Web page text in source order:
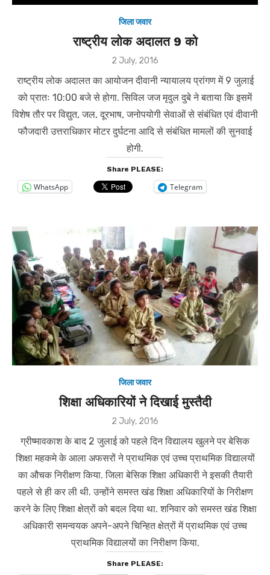
जिला जवार
राष्ट्रीय लोक अदालत 9 को
Posted
2 July, 2016
राष्ट्रीय लोक अदालत का आयोजन दीवानी न्यायालय प्रांगण में 9 जुलाई
को प्रातः 10:00 बजे से होगा. सिविल जज मृदुल दुबे ने बताया कि इसमें
विशेष तौर पर विद्युत, जल, दूरभाष, जनोपयोगी सेवाओं से संबंधित एवं दीवानी
फौजदारी उत्तराधिकार मोटर दुर्घटना आदि से संबंधित मामलों की सुनवाई
होगी.
Share PLEASE:
WhatsApp Telegram
जिला जवार
शिक्षा अधिकारियों ने दिखाई मुस्तैदी
Posted
2 July, 2016
ग्रीष्मावकाश के बाद 2 जुलाई को पहले दिन विद्यालय खुलने पर बेसिक
शिक्षा महकमे के आला अफसरों ने प्राथमिक एवं उच्च प्राथमिक विद्यालयों
का औचक निरीक्षण किया. जिला बेसिक शिक्षा अधिकारी ने इसकी तैयारी
पहले से ही कर ली थी. उन्होंने समस्त खंड शिक्षा अधिकारियों के निरीक्षण
करने के लिए शिक्षा क्षेत्रों को बदल दिया था. शनिवार को समस्त खंड शिक्षा
अधिकारी समन्वयक अपने-अपने चिन्हित क्षेत्रों में प्राथमिक एवं उच्च
प्राथमिक विद्यालयों का निरीक्षण किया.
Share PLEASE: